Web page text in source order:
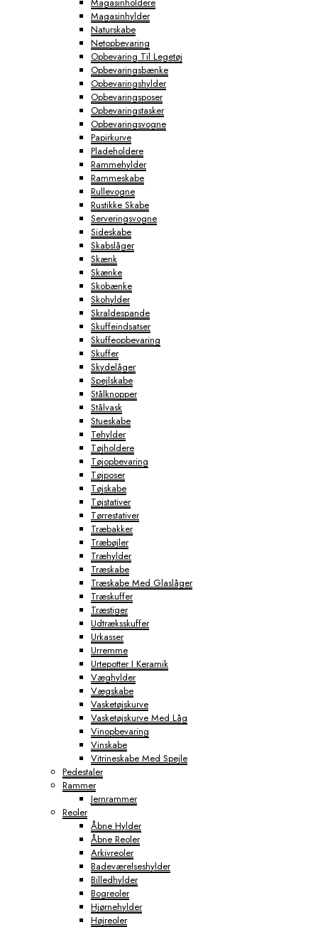
Magasinhylder
Naturskabe
Netopbevaring
Opbevaring Til Legetøj
Opbevaringsbænke
Opbevaringshylder
Opbevaringsposer
Opbevaringstasker
Opbevaringsvogne
Papirkurve
Pladeholdere
Rammehylder
Rammeskabe
Rullevogne
Rustikke Skabe
Serveringsvogne
Sideskabe
Skabslåger
Skænk
Skænke
Skobænke
Skohylder
Skraldespande
Skuffeindsatser
Skuffeopbevaring
Skuffer
Skydelåger
Spejlskabe
Stålknopper
Stålvask
Stueskabe
Tehylder
Tøjholdere
Tøjopbevaring
Tøjposer
Tøjskabe
Tøjstativer
Tørrestativer
Træbakker
Træbøjler
Træhylder
Træskabe
Træskabe Med Glaslåger
Træskuffer
Træstiger
Udtræksskuffer
Urkasser
Urremme
Urtepotter I Keramik
Væghylder
Vægskabe
Vasketøjskurve
Vasketøjskurve Med Låg
Vinopbevaring
Vinskabe
Vitrineskabe Med Spejle
Pedestaler
Rammer
Jernrammer
Reoler
Åbne Hylder
Åbne Reoler
Arkivreoler
Badeværelseshylder
Billedhylder
Bogreoler
Hjørnehylder
Højreoler